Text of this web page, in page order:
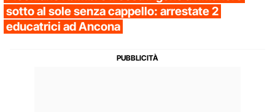
sotto al sole senza cappello: arrestate 2
educatrici ad Ancona